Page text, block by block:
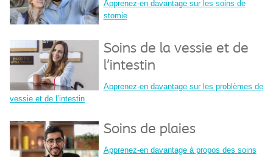
Apprenez-en davantage sur les soins de
stomie
Soins de la vessie et de
l’intestin
Apprenez-en davantage sur les problèmes de
vessie et de l’intestin
Soins de plaies
Apprenez-en davantage à propos des soins